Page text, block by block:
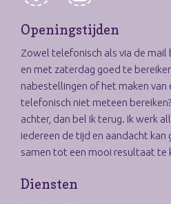
Openingstijden
Zowel telefonisch als via de
en met zaterdag goed te
nabestellingen of het maken van
telefonisch niet meteen
achter, dan bel ik terug. Ik werk
iedereen de tijd en aandacht kan
samen tot een mooi resultaat te
Diensten